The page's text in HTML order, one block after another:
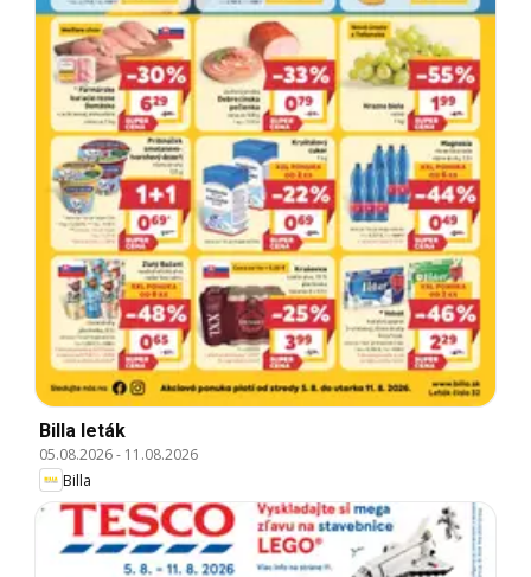
Billa leták
05.08.2026- 11.08.2026
Billa